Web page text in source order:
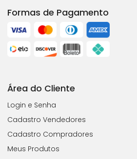
Formas de Pagamento
Área do Cliente
Login e Senha
Cadastro Vendedores
Cadastro Compradores
Meus Produtos